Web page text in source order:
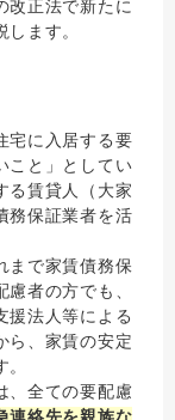
改正法で新たに
ます。
宅に入居する要
こと」としてい
る賃貸人（大家
務保証業者を活
まで家賃債務保
者の方でも、
援法人等による
ら、家賃の安定
、全ての要配慮